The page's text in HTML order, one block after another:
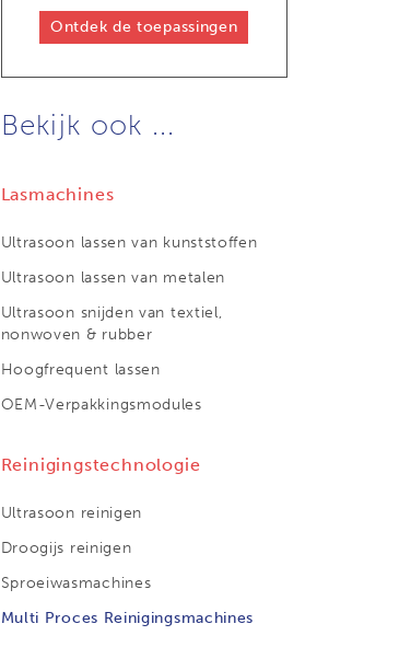
Ontdek de toepassingen
Bekijk ook ...
Lasmachines
Ultrasoon lassen van kunststoffen
Ultrasoon lassen van metalen
Ultrasoon snijden van textiel,
nonwoven & rubber
Hoogfrequent lassen
OEM-Verpakkingsmodules
Reinigingstechnologie
Ultrasoon reinigen
Droogijs reinigen
Sproeiwasmachines
Multi Proces Reinigingsmachines